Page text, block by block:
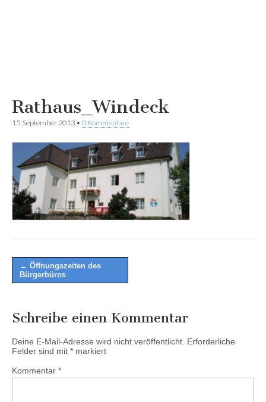
Rathaus_Windeck
15. September 2013 • 0 Kommentare
Post
navigation
← Öffnungszeiten des
Bürgerbüros
Schreibe einen Kommentar
Deine E-Mail-Adresse wird nicht veröffentlicht. Erforderliche
Felder sind mit * markiert
Kommentar *